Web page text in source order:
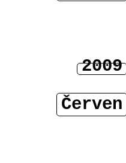
2009
Červen